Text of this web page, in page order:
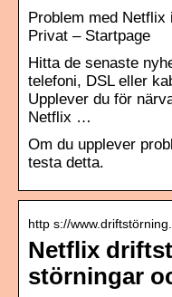
Problem med
Privat – Startpage
Hitta de senaste
telefoni, DSL eller
Upplever du för
Netflix …
Om du upplever
testa detta.
http s://
Netflix
störningar